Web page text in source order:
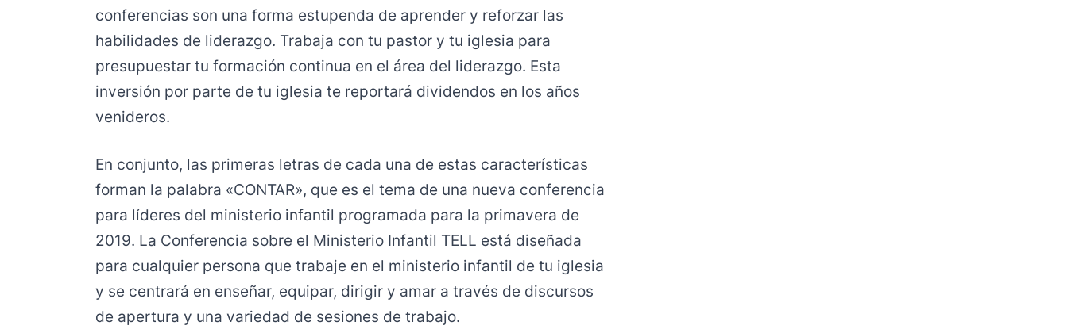
conferencias son una forma estupenda de aprender y reforzar las
habilidades de liderazgo. Trabaja con tu pastor y tu iglesia para
presupuestar tu formación continua en el área del liderazgo. Esta
inversión por parte de tu iglesia te reportará dividendos en los años
venideros.
En conjunto, las primeras letras de cada una de estas características
forman la palabra «CONTAR», que es el tema de una nueva conferencia
para líderes del ministerio infantil programada para la primavera de
2019. La Conferencia sobre el Ministerio Infantil TELL está diseñada
para cualquier persona que trabaje en el ministerio infantil de tu iglesia
y se centrará en enseñar, equipar, dirigir y amar a través de discursos
de apertura y una variedad de sesiones de trabajo.